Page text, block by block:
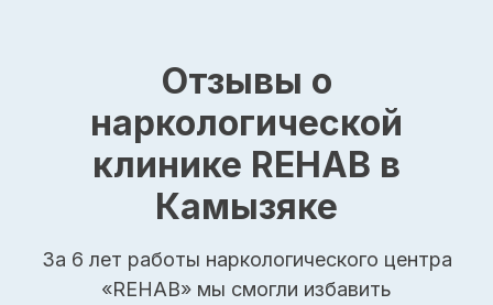
Отзывы о
наркологической
клинике REHAB в
Камызяке
За 6 лет работы наркологического центра
«REHAB» мы смогли избавить